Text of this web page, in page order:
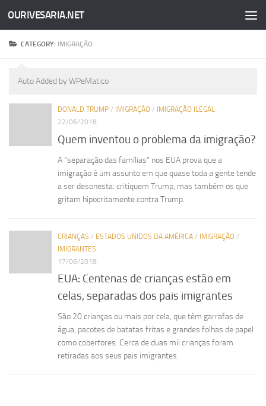
Skip to content
OURIVESARIA.NET
CATEGORY: IMIGRAÇÃO
Auto Added by WPeMatico
DONALD TRUMP / IMIGRAÇÃO /
IMIGRAÇÃO ILEGAL
22/06/2018
Quem inventou o problema da imigração?
A “separação das famílias” nos EUA prova que a
imigração é um assunto em que quase toda a gente tende
a ser desonesta: critiquem Trump, mas também os que
gritam hipocritamente contra Trump.
CRIANÇAS / ESTADOS UNIDOS DA AMÉRICA / IMIGRAÇÃO /
IMIGRANTES
17/06/2018
EUA: Centenas de crianças estão em
celas, separadas dos pais imigrantes
São 20 crianças ou mais por cela, que têm garrafas de
água, pacotes de batatas fritas e grandes folhas de papel
como cobertores. Cerca de duas mil crianças foram
retiradas aos seus pais imigrantes.